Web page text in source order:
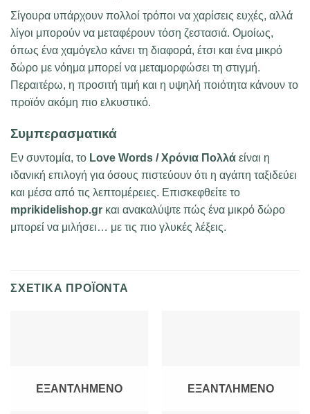
Σίγουρα υπάρχουν πολλοί τρόποι να χαρίσεις ευχές, αλλά
λίγοι μπορούν να μεταφέρουν τόση ζεστασιά. Ομοίως,
όπως ένα χαμόγελο κάνει τη διαφορά, έτσι και ένα μικρό
δώρο με νόημα μπορεί να μεταμορφώσει τη στιγμή.
Περαιτέρω, η προσιτή τιμή και η υψηλή ποιότητα κάνουν το
προϊόν ακόμη πιο ελκυστικό.
Συμπερασματικά
Εν συντομία, το Love Words / Χρόνια Πολλά είναι η
ιδανική επιλογή για όσους πιστεύουν ότι η αγάπη ταξιδεύει
και μέσα από τις λεπτομέρειες. Επισκεφθείτε το
mprikidelishop.gr και ανακαλύψτε πώς ένα μικρό δώρο
μπορεί να μιλήσει… με τις πιο γλυκές λέξεις.
ΣΧΕΤΙΚΆ ΠΡΟΪΌΝΤΑ
ΕΞΑΝΤΛΗΜΈΝΟ ΕΞΑΝΤΛΗΜΈΝΟ